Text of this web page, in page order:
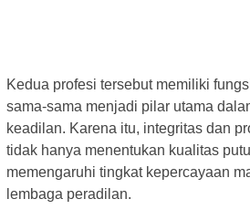
Kedua profesi tersebut memiliki
sama-sama menjadi pilar utama
keadilan. Karena itu, integritas dan
tidak hanya menentukan kualitas
memengaruhi tingkat kepercayaan
lembaga peradilan.